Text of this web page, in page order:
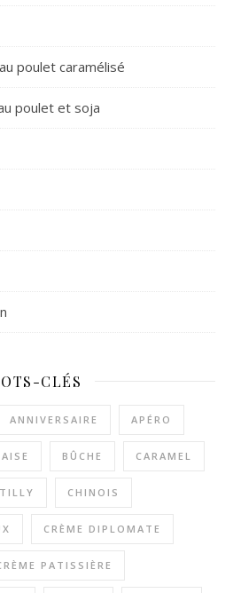
poulet caramélisé
poulet et soja
CLÉS
ANNIVERSAIRE APÉRO
BÛCHE CARAMEL
CHINOIS
CRÈME DIPLOMATE
PATISSIÈRE